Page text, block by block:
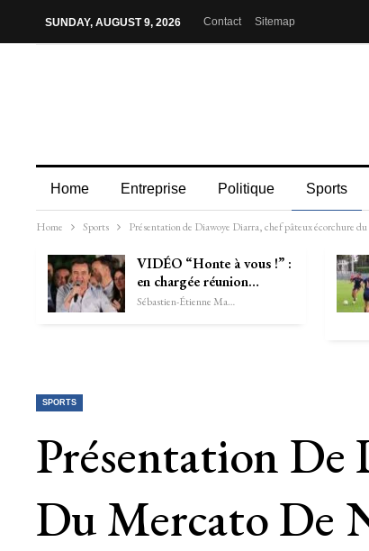
SUNDAY, AUGUST 9, 2026 Contact Sitemap
Home Entreprise Politique Sports
Home Sports Présentation de Diawoye Diarra, chef pâteux écorchure
VIDÉO “Honte à vous !” :
en chargée réunion…
Sébastien-Étienne Marechal
SPORTS
Présentation De
Du Mercato De